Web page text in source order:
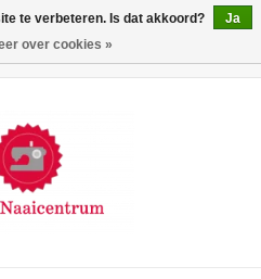
te verbeteren. Is dat akkoord?
Ja
over cookies »